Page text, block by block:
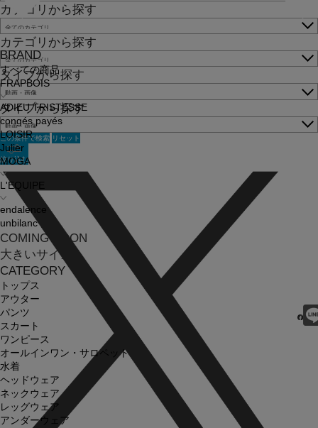
BRAND
すべての商品
FRAPBOIS
ADIEU TRISTESSE
congés payés
LOISIR
Julier
MOGA
L'EQUIPE
endalence
unbilanc
COMING SOON
大きいサイズ
CATEGORY
トップス
アウター
パンツ
スカート
ワンピース
オールインワン・サロペット
水着
ヘッドウェア
ネックウェア
レッグウェア
アンダーウェア
カテゴリから探す
カテゴリから探す
タイプから探す
タイプから探す
この条件で検索 リセット
絞り込む